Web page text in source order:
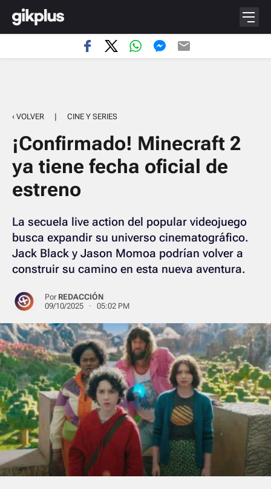
‹ VOLVER | CINE Y SERIES
¡Confirmado! Minecraft 2
ya tiene fecha oficial de
estreno
La secuela live action del popular videojuego
busca expandir su universo cinematográfico.
Jack Black y Jason Momoa podrían volver a
construir su camino en esta nueva aventura.
Por REDACCIÓN
09/10/2025 · 05:02 PM